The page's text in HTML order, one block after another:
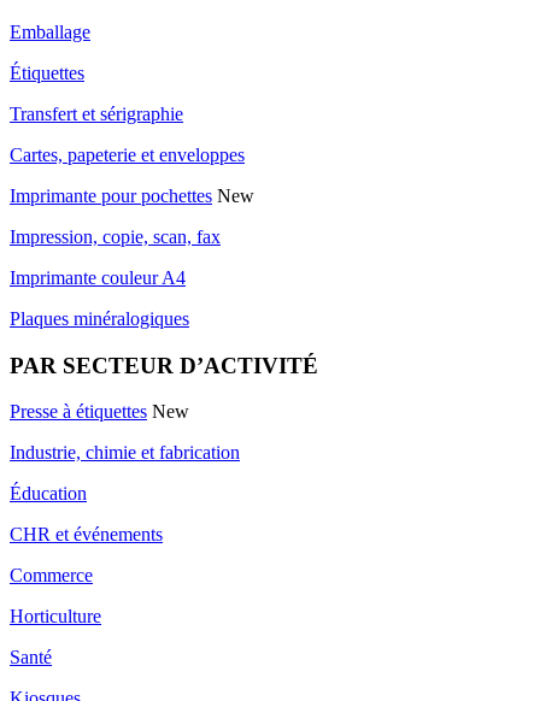
Emballage
Étiquettes
Transfert et sérigraphie
Cartes, papeterie et enveloppes
Imprimante pour pochettes New
Impression, copie, scan, fax
Imprimante couleur A4
Plaques minéralogiques
PAR SECTEUR D’ACTIVITÉ
Presse à étiquettes New
Industrie, chimie et fabrication
Éducation
CHR et événements
Commerce
Horticulture
Santé